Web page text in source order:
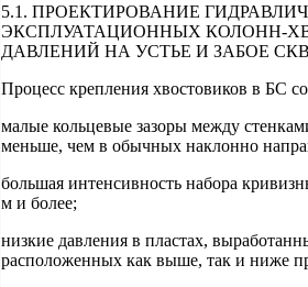
5.1. ПРОЕКТИРОВАНИЕ
ЭКСПЛУАТАЦИОННЫХ КОЛОНН-
ДАВЛЕНИЙ НА УСТЬЕ И ЗАБОЕ
Процесс крепления хвостовиков в БС
малые кольцевые зазоры между
меньше, чем в обычных наклонно
большая интенсивность набора
м и более;
низкие давления в пластах,
расположенных как выше, так и ниже